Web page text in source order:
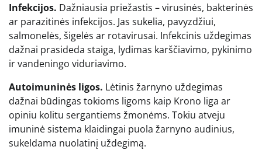
Infekcijos. Dažniausia priežastis – virusinės, bakterinės
ar parazitinės infekcijos. Jas sukelia, pavyzdžiui,
salmonelės, šigelės ar rotavirusai. Infekcinis uždegimas
dažnai prasideda staiga, lydimas karščiavimo, pykinimo
ir vandeningo viduriavimo.
Autoimuninės ligos. Lėtinis žarnyno uždegimas
dažnai būdingas tokioms ligoms kaip Krono liga ar
opiniu kolitu sergantiems žmonėms. Tokiu atveju
imuninė sistema klaidingai puola žarnyno audinius,
sukeldama nuolatinį uždegimą.